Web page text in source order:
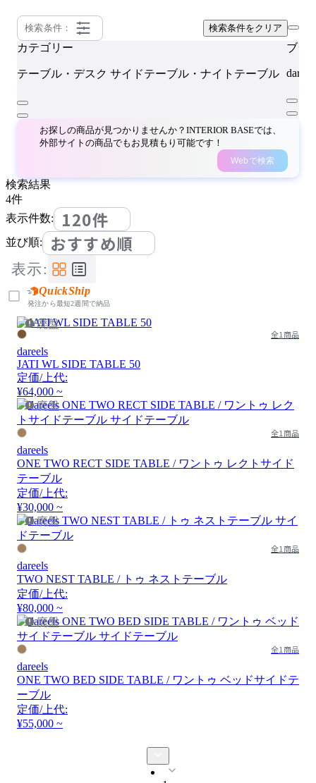
検索条件： 検索条件をクリア
カテゴリー
テーブル・デスク サイドテーブル・ナイトテーブル
ブラ
お探しの商品が見つかりませんか？INTERIOR BASEでは、
外部サイトの商品でもお見積もり可能です！
Webで検索
検索結果
4件
表示件数:
120件
並び順: おすすめ順
表示:
QuickShip
発注から最短2週間で納品
廃盤
全1商品
dareels
JATI WL SIDE TABLE 50
定価/上代:
¥64,000 ~
廃盤
全1商品
dareels
ONE TWO RECT SIDE TABLE / ワントゥ レクトサイド
テーブル
定価/上代:
¥30,000 ~
廃盤
全1商品
dareels
TWO NEST TABLE / トゥ ネストテーブル
定価/上代:
¥80,000 ~
廃盤
全1商品
dareels
ONE TWO BED SIDE TABLE / ワントゥ ベッドサイドテ
ーブル
定価/上代:
¥55,000 ~